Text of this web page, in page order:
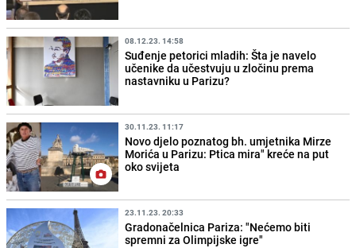
08.12.23. 14:58
Suđenje petorici mladih: Šta je navelo
učenike da učestvuju u zločinu prema
nastavniku u Parizu?
30.11.23. 11:17
Novo djelo poznatog bh. umjetnika Mirze
Morića u Parizu: Ptica mira" kreće na put
oko svijeta
23.11.23. 20:33
Gradonačelnica Pariza: "Nećemo biti
spremni za Olimpijske igre"